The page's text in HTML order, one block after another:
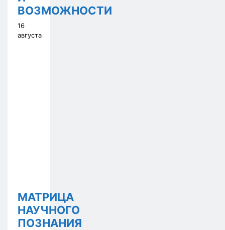
ВОЗМОЖНОСТИ
16
августа
МАТРИЦА
НАУЧНОГО
ПОЗНАНИЯ